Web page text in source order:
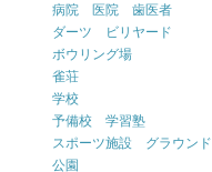
病院 医院 歯医者
ダーツ ビリヤード
ボウリング場
雀荘
学校
予備校 学習塾
スポーツ施設 グラウンド
公園